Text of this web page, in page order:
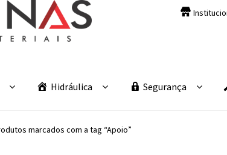
conteúdo
Hidráulica Segurança
marcados com a tag “Apoio”